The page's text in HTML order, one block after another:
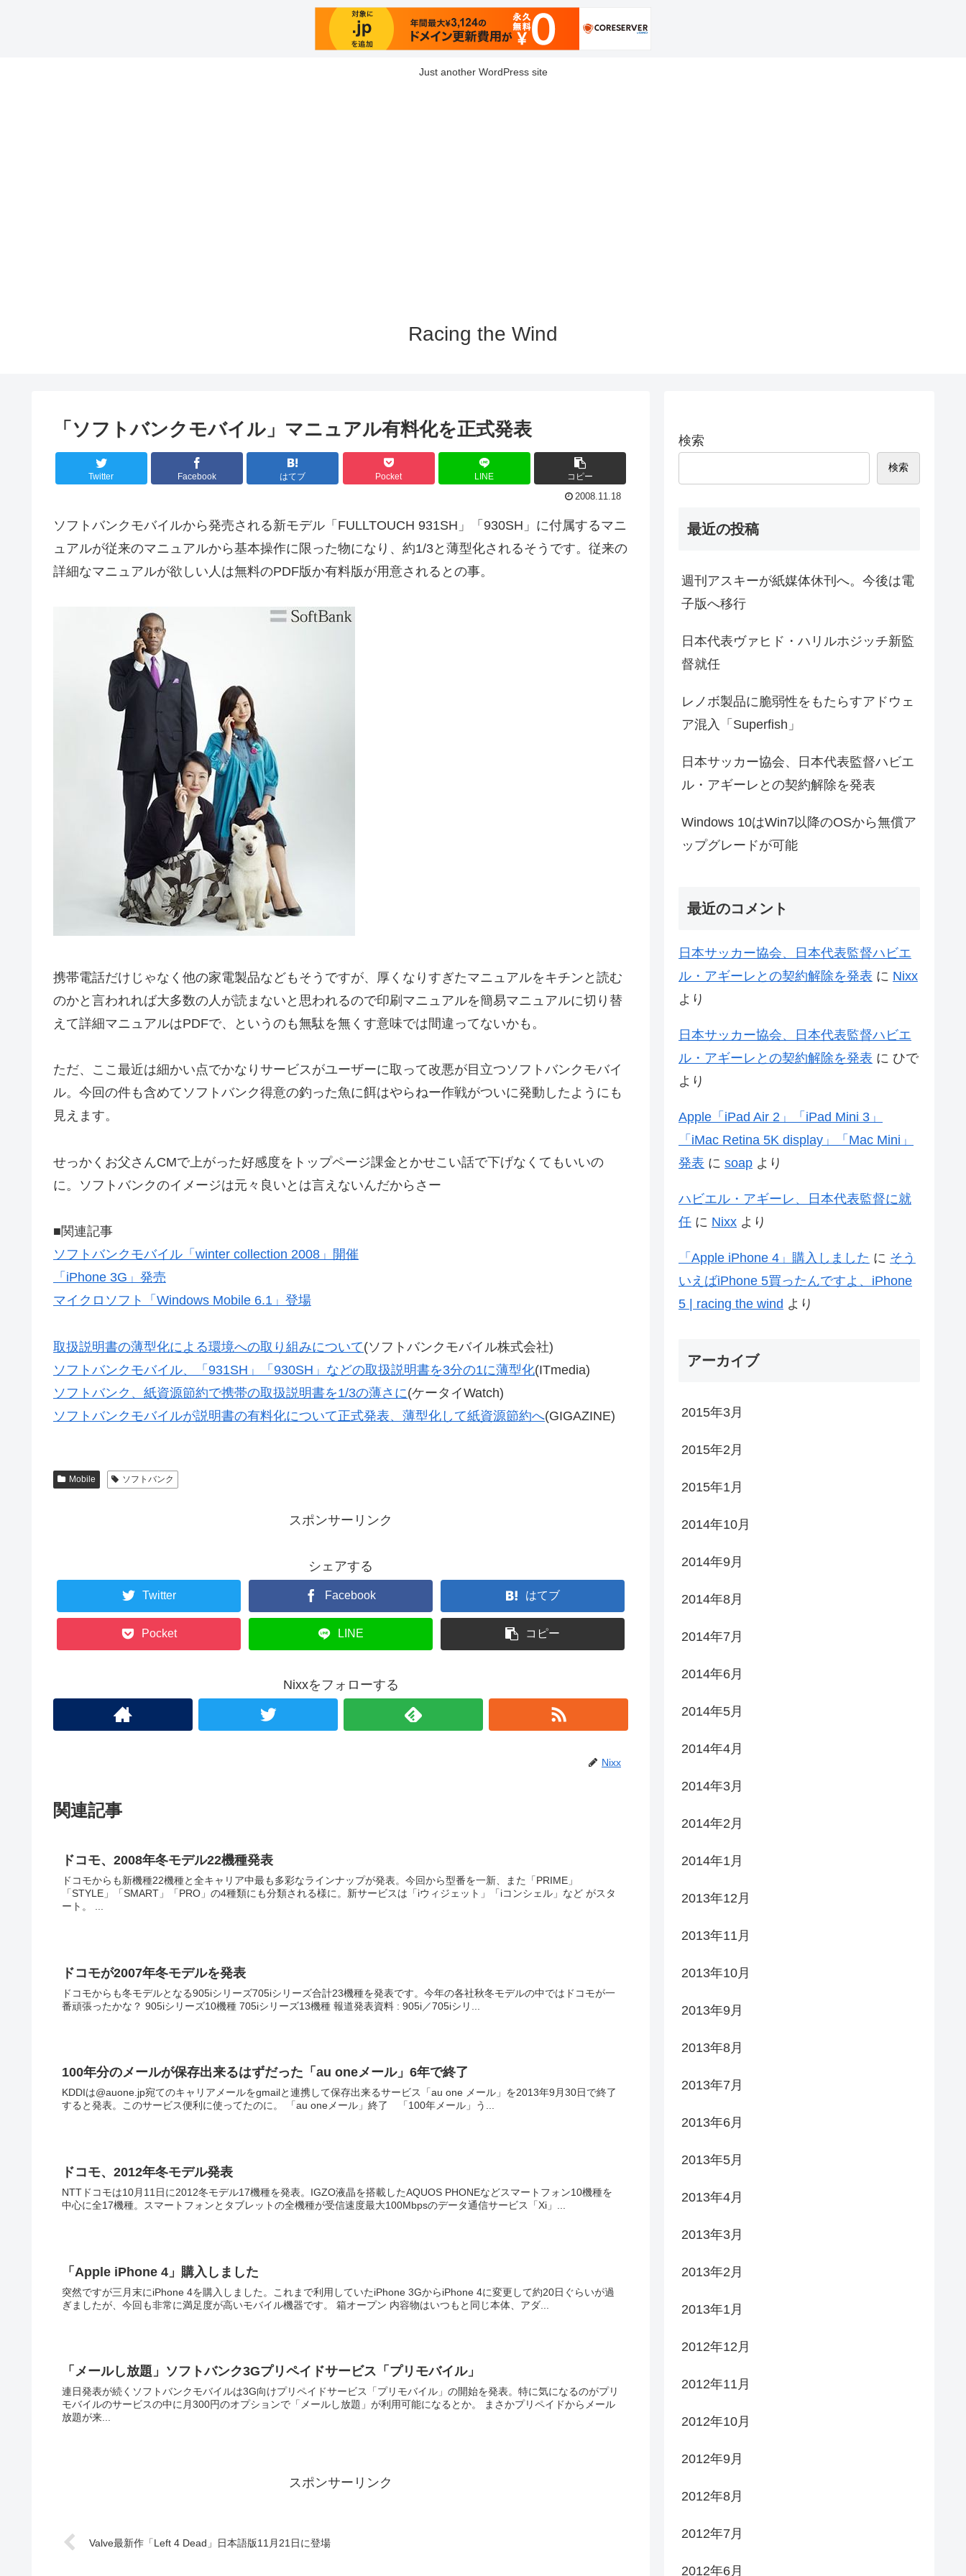
Just another WordPress site
Racing the Wind
「ソフトバンクモバイル」マニュアル有料化を正式発表
Twitter Facebook はてブ Pocket LINE コピー
2008.11.18
ソフトバンクモバイルから発売される新モデル「FULLTOUCH 931SH」「930SH」に付属するマニ
ュアルが従来のマニュアルから基本操作に限った物になり、約1/3と薄型化されるそうです。従来の
詳細なマニュアルが欲しい人は無料のPDF版か有料版が用意されるとの事。
携帯電話だけじゃなく他の家電製品などもそうですが、厚くなりすぎたマニュアルをキチンと読む
のかと言われれば大多数の人が読まないと思われるので印刷マニュアルを簡易マニュアルに切り替
えて詳細マニュアルはPDFで、というのも無駄を無くす意味では間違ってないかも。
ただ、ここ最近は細かい点でかなりサービスがユーザーに取って改悪が目立つソフトバンクモバイ
ル。今回の件も含めてソフトバンク得意の釣った魚に餌はやらねー作戦がついに発動したようにも
見えます。
せっかくお父さんCMで上がった好感度をトップページ課金とかせこい話で下げなくてもいいの
に。ソフトバンクのイメージは元々良いとは言えないんだからさー
■関連記事
ソフトバンクモバイル「winter collection 2008」開催
「iPhone 3G」発売
マイクロソフト「Windows Mobile 6.1」登場
取扱説明書の薄型化による環境への取り組みについて(ソフトバンクモバイル株式会社)
ソフトバンクモバイル、「931SH」「930SH」などの取扱説明書を3分の1に薄型化(ITmedia)
ソフトバンク、紙資源節約で携帯の取扱説明書を1/3の薄さに(ケータイWatch)
ソフトバンクモバイルが説明書の有料化について正式発表、薄型化して紙資源節約へ(GIGAZINE)
Mobile ソフトバンク
スポンサーリンク
シェアする
Twitter Facebook はてブ
Pocket LINE コピー
Nixxをフォローする
Nixx
関連記事
ドコモ、2008年冬モデル22機種発表
ドコモからも新機種22機種と全キャリア中最も多彩なラインナップが発表。今回から型番を一新、また「PRIME」
「STYLE」「SMART」「PRO」の4種類にも分類される様に。新サービスは「iウィジェット」「iコンシェル」など がスタ
ート。 ...
ドコモが2007年冬モデルを発表
ドコモからも冬モデルとなる905iシリーズ705iシリーズ合計23機種を発表です。今年の各社秋冬モデルの中ではドコモが一
番頑張ったかな？ 905iシリーズ10機種 705iシリーズ13機種 報道発表資料 : 905i／705iシリ...
100年分のメールが保存出来るはずだった「au oneメール」6年で終了
KDDIは@auone.jp宛てのキャリアメールをgmailと連携して保存出来るサービス「au one メール」を2013年9月30日で終了
すると発表。このサービス便利に使ってたのに。 「au oneメール」終了 「100年メール」う...
ドコモ、2012年冬モデル発表
NTTドコモは10月11日に2012冬モデル17機種を発表。IGZO液晶を搭載したAQUOS PHONEなどスマートフォン10機種を
中心に全17機種。スマートフォンとタブレットの全機種が受信速度最大100Mbpsのデータ通信サービス「Xi」...
「Apple iPhone 4」購入しました
突然ですが三月末にiPhone 4を購入しました。これまで利用していたiPhone 3GからiPhone 4に変更して約20日ぐらいが過
ぎましたが、今回も非常に満足度が高いモバイル機器です。 箱オープン 内容物はいつもと同じ本体、アダ...
「メールし放題」ソフトバンク3Gプリペイドサービス「プリモバイル」
連日発表が続くソフトバンクモバイルは3G向けプリペイドサービス「プリモバイル」の開始を発表。特に気になるのがプリ
モバイルのサービスの中に月300円のオプションで「メールし放題」が利用可能になるとか。 まさかプリペイドからメール
放題が来...
スポンサーリンク
Valve最新作「Left 4 Dead」日本語版11月21日に登場
検索
検索
最近の投稿
週刊アスキーが紙媒体休刊へ。今後は電
子版へ移行
日本代表ヴァヒド・ハリルホジッチ新監
督就任
レノボ製品に脆弱性をもたらすアドウェ
ア混入「Superfish」
日本サッカー協会、日本代表監督ハビエ
ル・アギーレとの契約解除を発表
Windows 10はWin7以降のOSから無償ア
ップグレードが可能
最近のコメント
日本サッカー協会、日本代表監督ハビエ
ル・アギーレとの契約解除を発表 に Nixx
より
日本サッカー協会、日本代表監督ハビエ
ル・アギーレとの契約解除を発表 に ひで
より
Apple「iPad Air 2」「iPad Mini 3」
「iMac Retina 5K display」「Mac Mini」
発表 に soap より
ハビエル・アギーレ、日本代表監督に就
任 に Nixx より
「Apple iPhone 4」購入しました に そう
いえばiPhone 5買ったんですよ、iPhone
5 | racing the wind より
アーカイブ
2015年3月
2015年2月
2015年1月
2014年10月
2014年9月
2014年8月
2014年7月
2014年6月
2014年5月
2014年4月
2014年3月
2014年2月
2014年1月
2013年12月
2013年11月
2013年10月
2013年9月
2013年8月
2013年7月
2013年6月
2013年5月
2013年4月
2013年3月
2013年2月
2013年1月
2012年12月
2012年11月
2012年10月
2012年9月
2012年8月
2012年7月
2012年6月